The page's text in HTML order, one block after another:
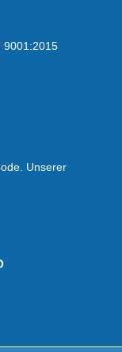
9001:2015
Unserer